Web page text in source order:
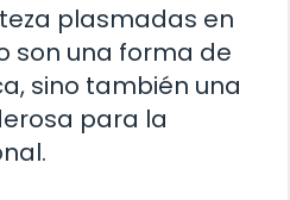
plasmadas en
son una forma de
sino también una
para la